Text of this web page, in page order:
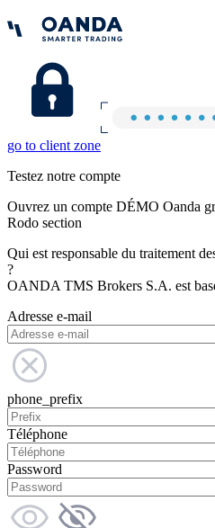
go to client zone
Testez notre compte
Ouvrez un compte DÉMO Oanda
Rodo section
Qui est responsable du traitement
?
OANDA TMS Brokers S.A. est
Adresse e-mail
phone_prefix
Téléphone
Password